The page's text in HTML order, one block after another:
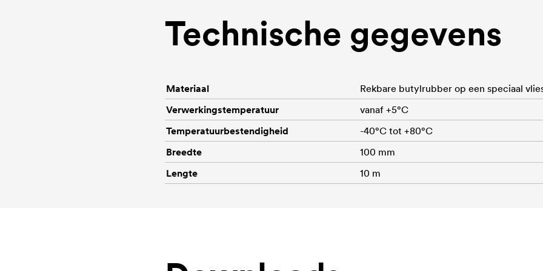
Technische gegevens
Materiaal
Rekbare butylrubber op een speciaal
Verwerkingstemperatuur
vanaf +5°C
Temperatuurbestendigheid
-40°C tot +80°C
Breedte
100 mm
Lengte
10 m